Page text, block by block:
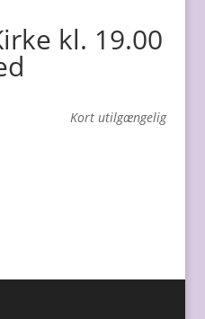
kl. 19.00
Kort utilgængelig